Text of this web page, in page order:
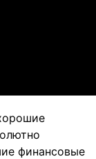
финансовые